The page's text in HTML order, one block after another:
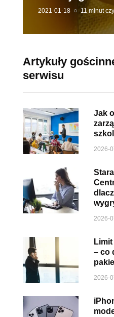
2021-01-18 11 minut
Artykuły
serwisu
Jak
2026-
2026-
– co
2026-